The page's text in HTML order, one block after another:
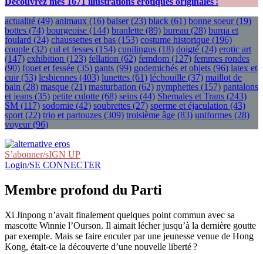
actualité (49) animaux (16) baiser(23) black (61) bonne soeur(19)
bottes (74) bourgeoise (144) branlette (89) bureau (28) burqa et
foulard (24) chaussettes et bas (153) costume historique (196)
couple (32) cul et fesses (154) cunilingus (18) doigté (24) erotic art
(147) exhibition (123) fellation (62) femdom (127) femmes rondes
(90) fouet et fessée (35) gants (99) godemichés et objets (96) latex et
cuir(53) lesbiennes (403) lunettes (61) léchouille (37) maillot de
bain (28) masque (21) masturbation (62) nymphettes (157) pantalons
et jeans (35) petite culotte (68) seins (44) Shemales et Trans (243)
SM (117) sodomie (42) soubrettes (27) sperme et éjaculation (43)
sport (22) trio et partouzes (309) troisième âge (83) uniformes (28)
voyeur(96)
S’abonner/sIGN UP
Login/SE CONNECTER
Membre profond du Parti
Xi Jinpong n’avait finalement quelques point commun avec sa
mascotte Winnie l’Ourson. Il aimait lécher jusqu’à la dernière goutte
par exemple. Mais se faire enculer par une jeunesse venue de Hong
Kong, était-ce la découverte d’une nouvelle liberté ?